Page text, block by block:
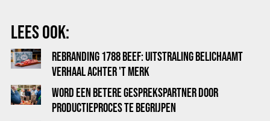
LEES OOK:
REBRANDING 1788 BEEF: UITSTRALING BELICHAAMT
VERHAAL ACHTER 'T MERK
WORD EEN BETERE GESPREKSPARTNER DOOR
PRODUCTIEPROCES TE BEGRIJPEN